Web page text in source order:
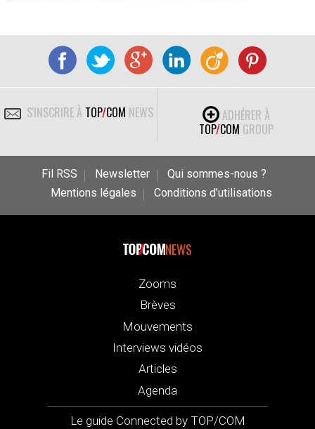
S'INSCRIRE À TOP/COM NEWS
ADHÉRER À
TOP/COM GROUP
Fil RSS Newsletter
Qui sommes-nous ?
Mentions légales
Conditions d’utilisations
NEWS
Zooms
Brèves
Mouvements
Interviews vidéos
Articles
Agenda
Le guide Connected by TOP/COM